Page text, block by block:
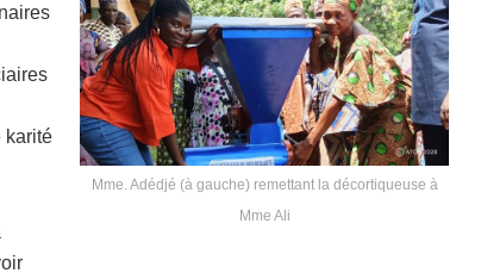
Mme. Adédjé (à gauche) remettant la décortiqueuse à
Mme Ali
karité